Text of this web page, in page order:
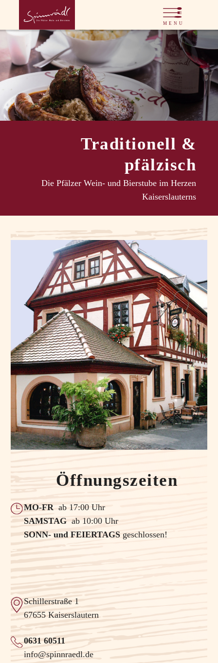
Traditionell &
pfälzisch
Die Pfälzer Wein- und Bierstube im Herzen
Kaiserslauterns
Öffnungszeiten
MO-FRab 17:00 Uhr
SAMSTAG ab 10:00 Uhr
SONN- und FEIERTAGS geschlossen!
Schillerstraße 1
67655 Kaiserslautern
0631 60511
info@spinnraedl.de